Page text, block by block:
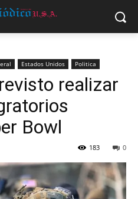
Estados Unidos Politica
realizar
Bowl
0
183